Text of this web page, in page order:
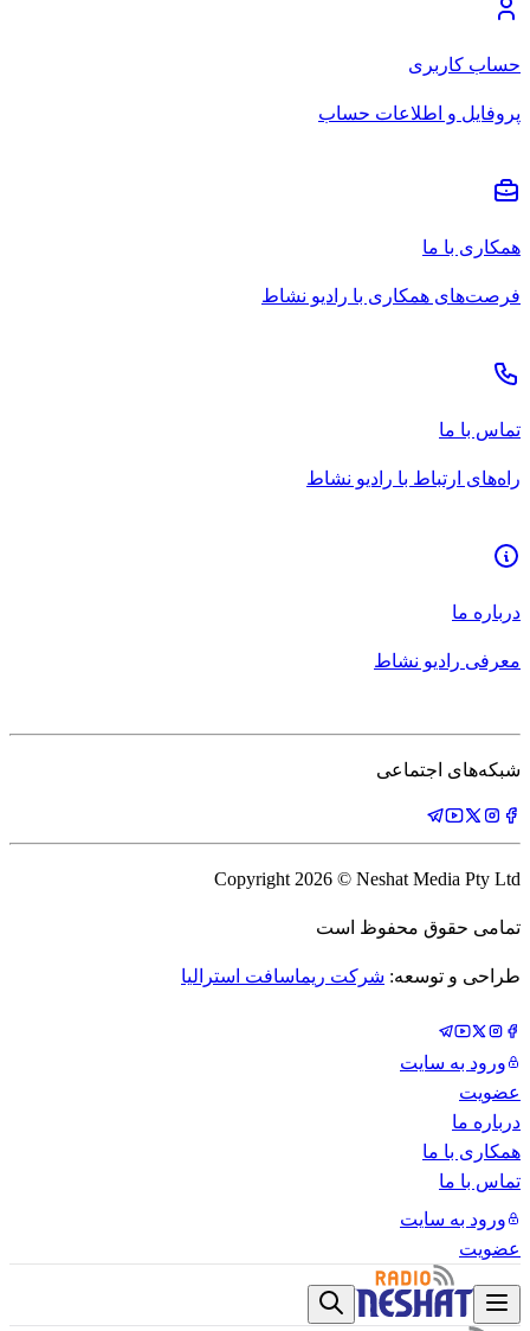
حساب کاربری
پروفایل و اطلاعات حساب
همکاری با ما
فرصت‌های همکاری با رادیو نشاط
تماس با ما
راه‌های ارتباط با رادیو نشاط
درباره ما
معرفی رادیو نشاط
شبکه‌های اجتماعی
Copyright 2026 © Neshat Media Pty Ltd
تمامی حقوق محفوظ است
طراحی و توسعه: شرکت ریماسافت استرالیا
ورود به سایت
عضویت
درباره ما
همکاری با ما
تماس با ما
ورود به سایت
عضویت